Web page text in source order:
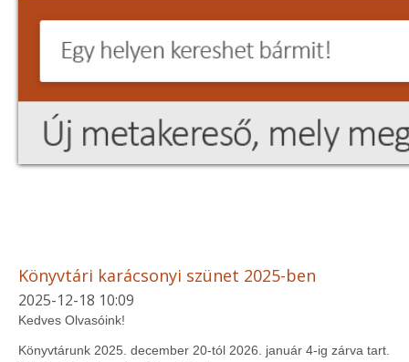
Könyvtári karácsonyi szünet 2025-ben
2025-12-18 10:09
Kedves Olvasóink!
Könyvtárunk 2025. december 20-tól 2026. január 4-ig zárva tart.